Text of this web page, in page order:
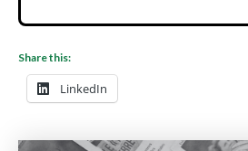
Share this:
LinkedIn